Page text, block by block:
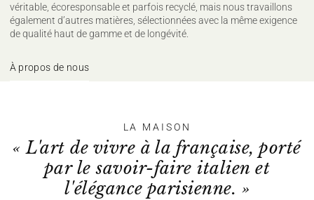
véritable, écoresponsable et parfois recyclé, mais nous travaillons
également d’autres matières, sélectionnées avec la même exigence
de qualité haut de gamme et de longévité.
À propos de nous
LA MAISON
« L'art de vivre à la française, porté
par le savoir-faire italien et
l'élégance parisienne. »